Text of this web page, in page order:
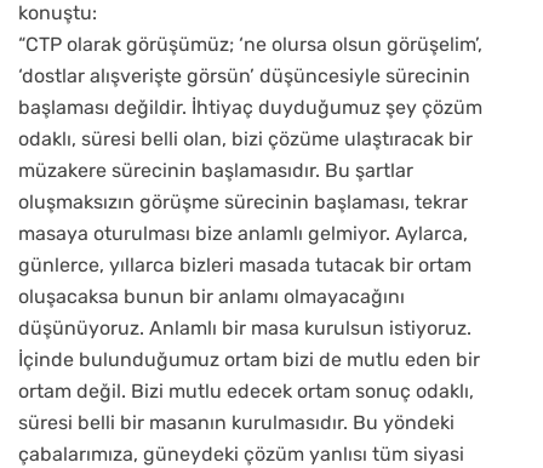
konuştu:
“CTP olarak görüşümüz; ‘ne olursa olsun görüşelim’,
‘dostlar alışverişte görsün’ düşüncesiyle sürecinin
başlaması değildir. İhtiyaç duyduğumuz şey çözüm
odaklı, süresi belli olan, bizi çözüme ulaştıracak bir
müzakere sürecinin başlamasıdır. Bu şartlar
oluşmaksızın görüşme sürecinin başlaması, tekrar
masaya oturulması bize anlamlı gelmiyor. Aylarca,
günlerce, yıllarca bizleri masada tutacak bir ortam
oluşacaksa bunun bir anlamı olmayacağını
düşünüyoruz. Anlamlı bir masa kurulsun istiyoruz.
İçinde bulunduğumuz ortam bizi de mutlu eden bir
ortam değil. Bizi mutlu edecek ortam sonuç odaklı,
süresi belli bir masanın kurulmasıdır. Bu yöndeki
çabalarımıza, güneydeki çözüm yanlısı tüm siyasi